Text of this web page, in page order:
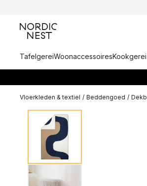
TafelgereiWoonaccessoires
Vloerkleden & textiel / Beddengoed /